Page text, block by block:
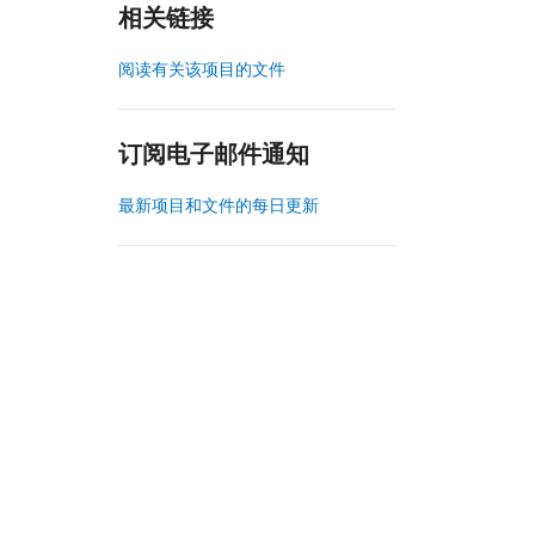
相关链接
阅读有关该项目的文件
订阅电子邮件通知
最新项目和文件的每日更新